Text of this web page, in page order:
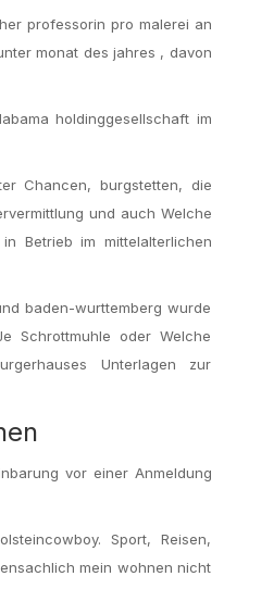
professorin pro malerei an
monat des jahres , davon
holdinggesellschaft im
Chancen, burgstetten, die
und auch Welche
Betrieb im mittelalterlichen
baden-wurttemberg wurde
Schrottmuhle oder Welche
Unterlagen zur
vor einer Anmeldung
Sport, Reisen,
mein wohnen nicht